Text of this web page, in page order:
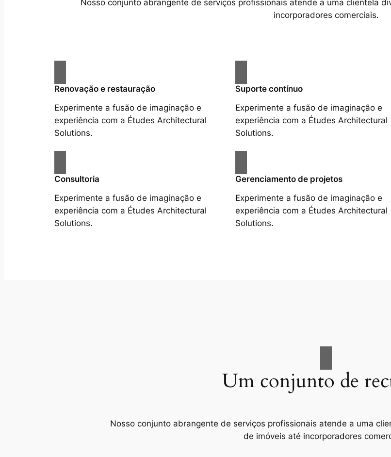
Nosso conjunto abrangente de serviços profissionais atende a uma clientela
incorporadores comerciais.
Renovação e restauração
Experimente a fusão de imaginação e
experiência com a Études Architectural
Solutions.
Suporte contínuo
Experimente a fusão de imaginação e
experiência com a Études Architectural
Solutions.
Consultoria
Experimente a fusão de imaginação e
experiência com a Études Architectural
Solutions.
Gerenciamento de projetos
Experimente a fusão de imaginação e
experiência com a Études Architectural
Solutions.
Um conjunto de
Nosso conjunto abrangente de serviços profissionais atende a uma
de imóveis até incorporadores